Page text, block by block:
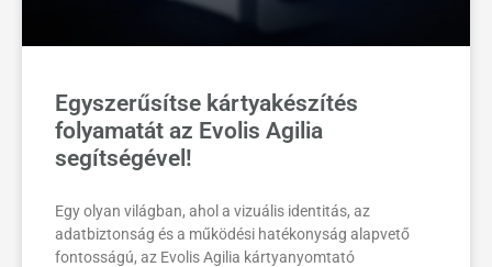
Egyszerűsítse kártyakészítés
folyamatát az Evolis Agilia
segítségével!
Egy olyan világban, ahol a vizuális identitás, az
adatbiztonság és a működési hatékonyság alapvető
fontosságú, az Evolis Agilia kártyanyomtató